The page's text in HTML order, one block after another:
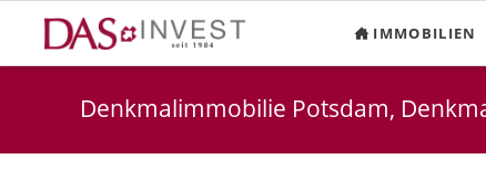
IMMOBILIEN
Denkmalimmobilie Potsdam,